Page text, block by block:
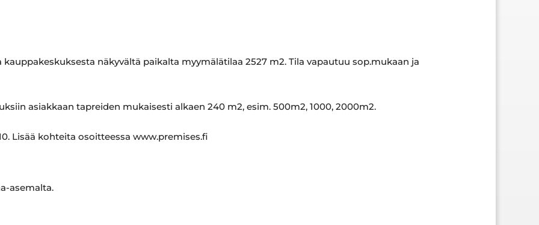
näkyvältä paikalta myymälätilaa 2527 m2. Tila vapautuu sop.mukaan ja
asiakkaan tapreiden mukaisesti alkaen 240 m2, esim. 500m2, 1000, 2000m2.
Lisää kohteita osoitteessa www.premises.fi
asemalta.